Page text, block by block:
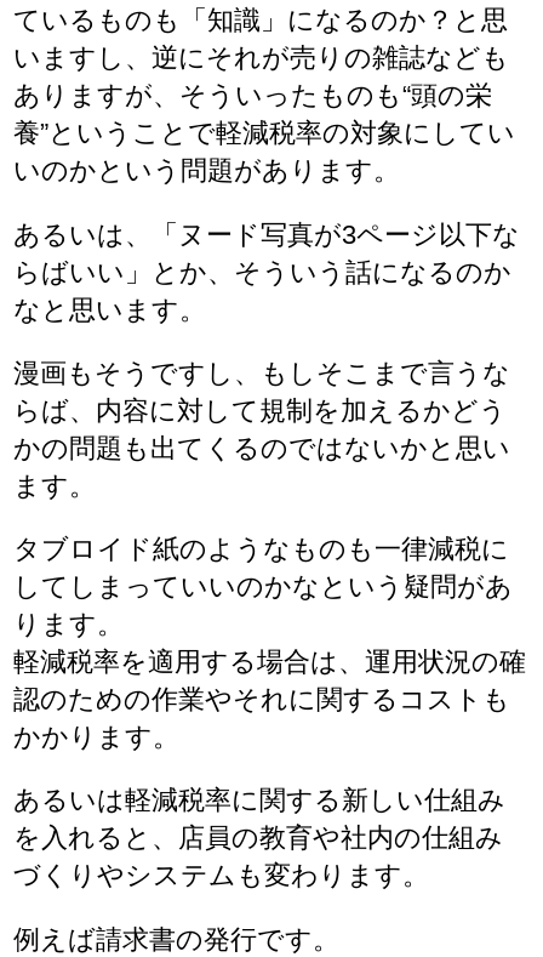
ているものも「知識」になるのか？と思
いますし、逆にそれが売りの雑誌なども
ありますが、そういったものも“頭の栄
養”ということで軽減税率の対象にしてい
いのかという問題があります。
あるいは、「ヌード写真が3ページ以下な
らばいい」とか、そういう話になるのか
なと思います。
漫画もそうですし、もしそこまで言うな
らば、内容に対して規制を加えるかどう
かの問題も出てくるのではないかと思い
ます。
タブロイド紙のようなものも一律減税に
してしまっていいのかなという疑問があ
ります。
軽減税率を適用する場合は、運用状況の確
認のための作業やそれに関するコストも
かかります。
あるいは軽減税率に関する新しい仕組み
を入れると、店員の教育や社内の仕組み
づくりやシステムも変わります。
例えば請求書の発行です。